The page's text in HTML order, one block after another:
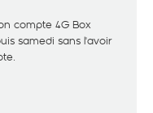
compte 4G Box
samedi sans l'avoir